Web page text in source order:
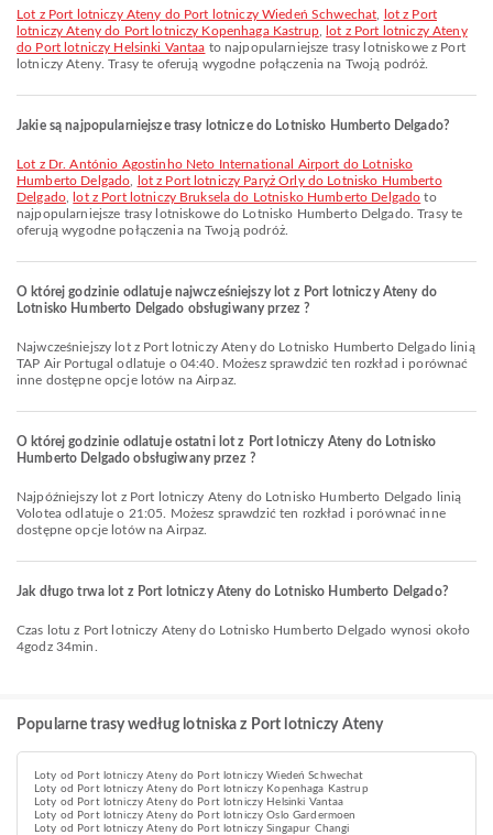
lot z Port lotniczy Ateny do Port lotniczy Wiedeń Schwechat
lot z Port
lotniczy Ateny do Port lotniczy Kopenhaga Kastrup,
lot z Port lotniczy Ateny
do Port lotniczy Helsinki Vantaa to najpopularniejsze trasy lotniskowe z Port
lotniczy Ateny. Trasy te oferują wygodne połączenia na Twoją podróż.
Jakie są najpopularniejsze trasy lotnicze do Lotnisko Humberto Delgado?
lot z Dr. António Agostinho Neto International Airport do Lotnisko
Humberto Delgado
lot z Port lotniczy Paryż Orly do Lotnisko Humberto
Delgado, lot z Port lotniczy Bruksela do Lotnisko Humberto Delgado to
najpopularniejsze trasy lotniskowe do Lotnisko Humberto Delgado. Trasy te
oferują wygodne połączenia na Twoją podróż.
O której godzinie odlatuje najwcześniejszy lot z Port lotniczy Ateny do
Lotnisko Humberto Delgado obsługiwany przez ?
Najwcześniejszy lot z Port lotniczy Ateny do Lotnisko Humberto Delgado linią
TAP Air Portugal odlatuje o 04:40. Możesz sprawdzić ten rozkład i porównać
inne dostępne opcje lotów na Airpaz.
O której godzinie odlatuje ostatni lot z Port lotniczy Ateny do Lotnisko
Humberto Delgado obsługiwany przez ?
Najpóźniejszy lot z Port lotniczy Ateny do Lotnisko Humberto Delgado linią
Volotea odlatuje o 21:05. Możesz sprawdzić ten rozkład i porównać inne
dostępne opcje lotów na Airpaz.
Jak długo trwa lot z Port lotniczy Ateny do Lotnisko Humberto Delgado?
Czas lotu z Port lotniczy Ateny do Lotnisko Humberto Delgado wynosi około
4godz 34min.
Popularne trasy według lotniska z Port lotniczy Ateny
Loty od Port lotniczy Ateny do Port lotniczy Wiedeń Schwechat
Loty od Port lotniczy Ateny do Port lotniczy Kopenhaga Kastrup
Loty od Port lotniczy Ateny do Port lotniczy Helsinki Vantaa
Loty od Port lotniczy Ateny do Port lotniczy Oslo Gardermoen
Loty od Port lotniczy Ateny do Port lotniczy Singapur Changi